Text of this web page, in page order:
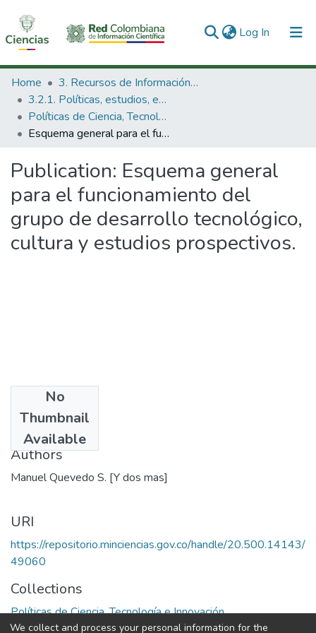
Log In (current)
Communities & Collections
All of DSpace
Statistics
Home
3. Recursos de Información Científica y Tecnológica
3.2.1. Políticas, estudios, evaluaciones e indicadores de CTeI
Políticas de Ciencia, Tecnología e Innovación
Esquema general para el funcionamiento del grupo de desarrollo tecnológico, cultura y estudios prospectivos.
Publication: Esquema general
para el funcionamiento del
grupo de desarrollo tecnológico,
cultura y estudios prospectivos.
No
Thumbnail
Available
1977
Authors
Manuel Quevedo S. [Y dos mas]
URI
https://repositorio.minciencias.gov.co/handle/20.500.14143/
49060
Collections
Políticas de Ciencia, Tecnología e Innovación
We collect and process your personal information for the